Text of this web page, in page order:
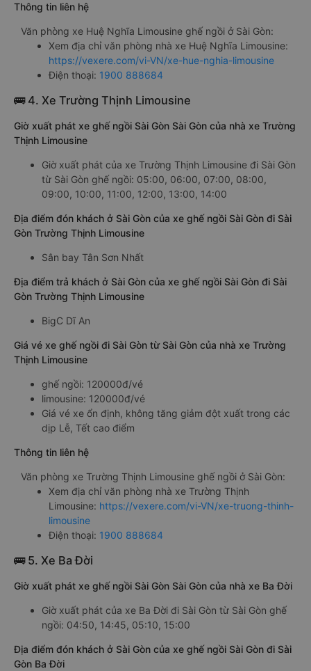
Thông tin liên hệ
Văn phòng xe Huệ Nghĩa Limousine ghế ngồi ở Sài Gòn:
Xem địa chỉ văn phòng nhà xe Huệ Nghĩa Limousine:
https://vexere.com/vi-VN/xe-hue-nghia-limousine
Điện thoại: 1900 888684
🚌 4. Xe Trường Thịnh Limousine
Giờ xuất phát xe ghế ngồi Sài Gòn Sài Gòn của nhà xe Trường
Thịnh Limousine
Giờ xuất phát của xe Trường Thịnh Limousine đi Sài Gòn
từ Sài Gòn ghế ngồi: 05:00, 06:00, 07:00, 08:00,
09:00, 10:00, 11:00, 12:00, 13:00, 14:00
Địa điểm đón khách ở Sài Gòn của xe ghế ngồi Sài Gòn đi Sài
Gòn Trường Thịnh Limousine
Sân bay Tân Sơn Nhất
Địa điểm trả khách ở Sài Gòn của xe ghế ngồi Sài Gòn đi Sài
Gòn Trường Thịnh Limousine
BigC Dĩ An
Giá vé xe ghế ngồi đi Sài Gòn từ Sài Gòn của nhà xe Trường
Thịnh Limousine
ghế ngồi: 120000đ/vé
limousine: 120000đ/vé
Giá vé xe ổn định, không tăng giảm đột xuất trong các
dịp Lễ, Tết cao điểm
Thông tin liên hệ
Văn phòng xe Trường Thịnh Limousine ghế ngồi ở Sài Gòn:
Xem địa chỉ văn phòng nhà xe Trường Thịnh
Limousine: https://vexere.com/vi-VN/xe-truong-thinh-
limousine
Điện thoại: 1900 888684
🚌 5. Xe Ba Đời
Giờ xuất phát xe ghế ngồi Sài Gòn Sài Gòn của nhà xe Ba Đời
Giờ xuất phát của xe Ba Đời đi Sài Gòn từ Sài Gòn ghế
ngồi: 04:50, 14:45, 05:10, 15:00
Địa điểm đón khách ở Sài Gòn của xe ghế ngồi Sài Gòn đi Sài
Gòn Ba Đời